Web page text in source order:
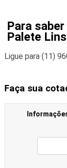
Para
Palete Lins
Ligue para (11)
Faça sua